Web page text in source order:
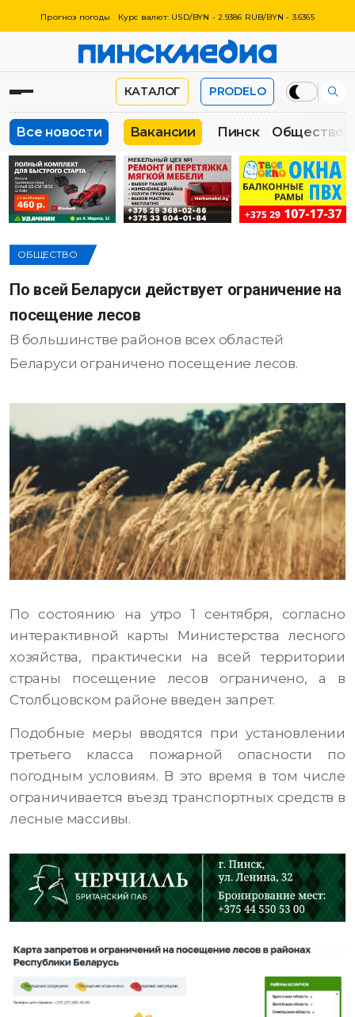
Прогноз погоды Курс валют: USD/BYN - 2.9386 RUB/BYN - 3.6365
КАТАЛОГ PRODELO
Все новости Вакансии Пинск Общество
ОБЩЕСТВО
По всей Беларуси действует ограничение на
посещение лесов
В большинстве районов всех областей
Беларуси ограничено посещение лесов.
По состоянию на утро 1 сентября, согласно
интерактивной карты Министерства лесного
хозяйства, практически на всей территории
страны посещение лесов ограничено, а в
Столбцовском районе введен запрет.
Подобные меры вводятся при установлении
третьего класса пожарной опасности по
погодным условиям. В это время в том числе
ограничивается въезд транспортных средств в
лесные массивы.